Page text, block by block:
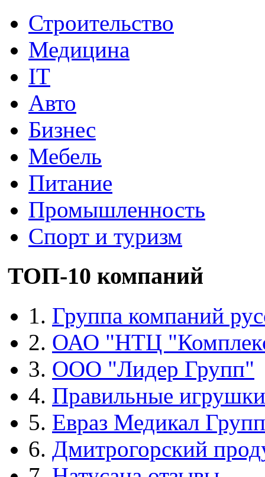
Строительство
Медицина
IT
Авто
Бизнес
Мебель
Питание
Промышленность
Спорт и туризм
ТОП-10 компаний
1. Группа компаний
2. ОАО "НТЦ
3. ООО "Лидер Групп"
4. Правильные игрушки
5. Евраз Медикал Групп
6. Дмитрогорский